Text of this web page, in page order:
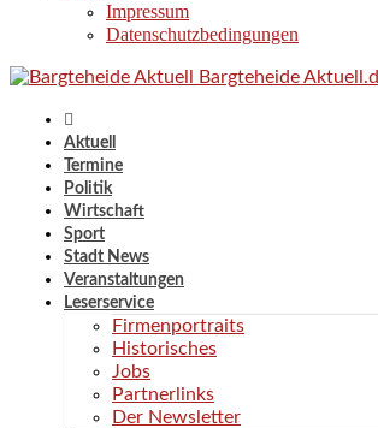
Impressum
Datenschutzbedingungen
Bargteheide
Aktuell
Termine
Politik
Wirtschaft
Sport
Stadt News
Veranstaltungen
Leserservice
Firmenportraits
Historisches
Jobs
Partnerlinks
Der Newsletter